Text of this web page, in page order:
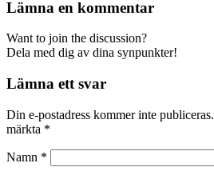
Lämna en kommentar
Want to join the discussion?
Dela med dig av dina synpunkter!
Lämna ett svar
Din e-postadress kommer inte publiceras.
märkta *
Namn *